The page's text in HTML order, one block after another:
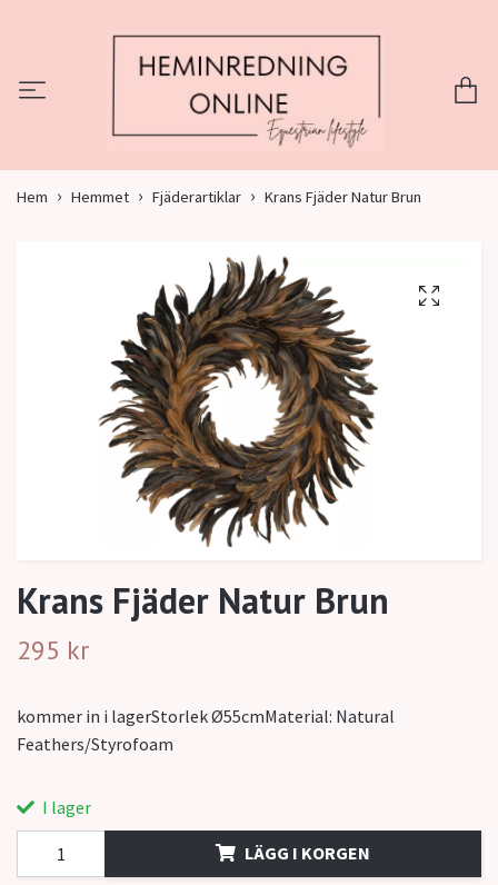
Hem Hemmet Fjäderartiklar Krans Fjäder Natur Brun
Krans Fjäder Natur Brun
295 kr
kommer in i lagerStorlek Ø55cmMaterial: Natural
Feathers/Styrofoam
I lager
LÄGG I KORGEN